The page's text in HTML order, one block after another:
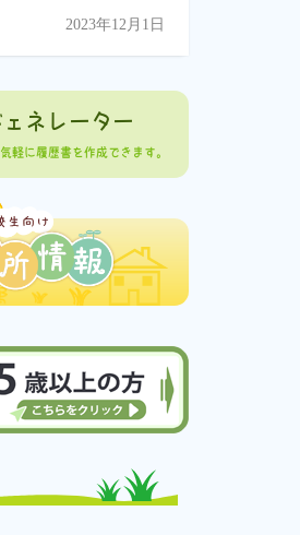
2023年12月1日
ネレーター
軽に履歴書を作成できます。